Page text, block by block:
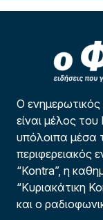
Ο
είναι μέλος
υπόλοιπα μέσα
περιφερειακός
“Kontra”, η
“Κυριακάτικη
και ο